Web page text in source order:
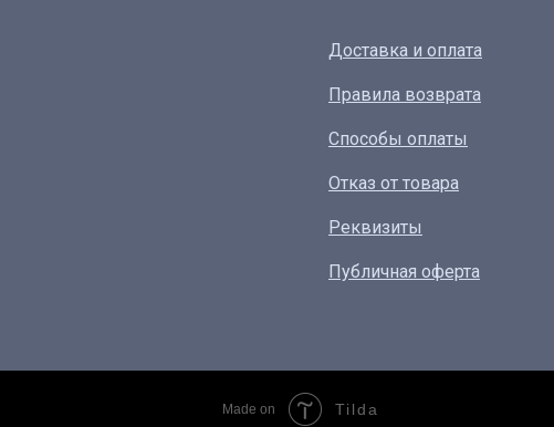
Отказ от товара
Реквизиты
Способы оплаты
Публичная оферта
Доставка и оплата
Правила возврата
Made on Tilda